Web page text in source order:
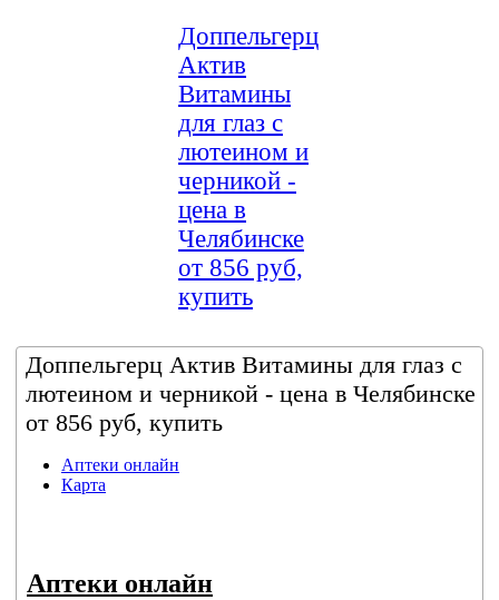
Доппельгерц
Актив
Витамины
для глаз с
лютеином и
черникой -
цена в
Челябинске
от 856 руб,
купить
Доппельгерц Актив Витамины для глаз с
лютеином и черникой - цена в Челябинске
от 856 руб, купить
Аптеки онлайн
Карта
Аптеки онлайн